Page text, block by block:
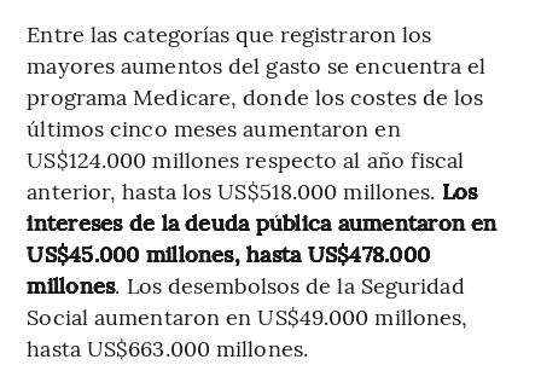
Entre las categorías que registraron los
mayores aumentos del gasto se encuentra el
programa Medicare, donde los costes de los
últimos cinco meses aumentaron en
US$124.000 millones respecto al año fiscal
anterior, hasta los US$518.000 millones. Los
intereses de la deuda pública aumentaron en
US$45.000 millones, hasta US$478.000
millones. Los desembolsos de la Seguridad
Social aumentaron en US$49.000 millones,
hasta US$663.000 millones.